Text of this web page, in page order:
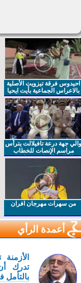
احيدوس فرقة تيزويت الأصلية
بالاعراس الجماعية بأيت ايحيا
جهة درعة تافيلالت يترأس
مراسم الإنصات للخطاب
الملكي السامي بمناسبة
من سهرات مهرجان افران
أعمدة الرأي
تدرك أن
بالتأمل